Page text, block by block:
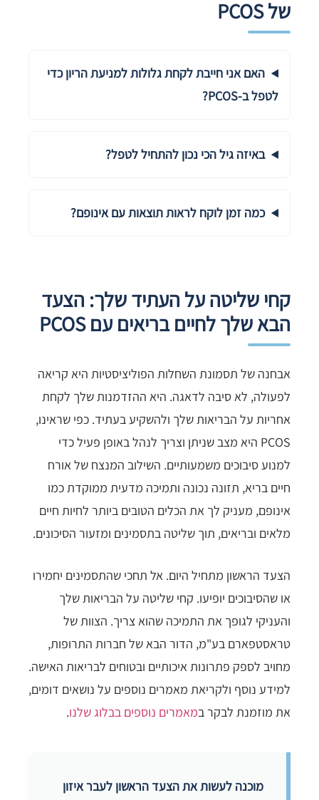
של PCOS
האם אני חייבת לקחת גלולות למניעת הריון כדי
לטפל ב-PCOS?
באיזה גיל הכי נכון להתחיל לטפל?
כמה זמן לוקח לראות תוצאות עם אינופם?
קחי שליטה על העתיד שלך: הצעד
הבא שלך לחיים בריאים עם PCOS
אבחנה של תסמונת השחלות הפוליציסטיות היא קריאה
לפעולה, לא סיבה לדאגה. היא ההזדמנות שלך לקחת
אחריות על הבריאות שלך ולהשקיע בעתיד. כפי שראינו,
PCOS היא מצב שניתן וצריך לנהל באופן פעיל כדי
למנוע סיבוכים משמעותיים. השילוב המנצח של אורח
חיים בריא, תזונה נכונה ותמיכה מדעית ממוקדת כמו
אינופם, מעניק לך את הכלים הטובים ביותר לחיות חיים
מלאים ובריאים, תוך שליטה בתסמינים ומזעור הסיכונים.
הצעד הראשון מתחיל היום. אל תחכי שהתסמינים יחמירו
או שהסיבוכים יופיעו. קחי שליטה על הבריאות שלך
והעניקי לגופך את התמיכה שהוא צריך. הצוות של
טראסטפארם בע"מ, הדור הבא של חברות התרופות,
מחויב לספק פתרונות איכותיים ובטוחים לבריאות האישה.
למידע נוסף ולקריאת מאמרים נוספים על נושאים דומים,
את מוזמנת לבקר במאמרים נוספים בבלוג שלנו.
מוכנה לעשות את הצעד הראשון לעבר איזון